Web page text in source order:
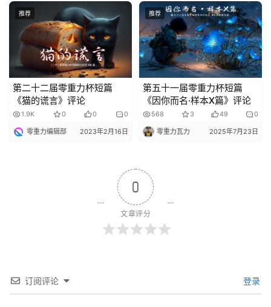
推荐
第二十二届零重力杯短篇
《猫的谎言》评论
1.9K 0 0 0
零重力编辑部 2023年2月16日
推荐
第五十一届零重力杯短篇
《因你而名·样本X篇》评论
568 3 49 0
零重力瓦力 2025年7月23日
0
文章评分
订阅评论 登录